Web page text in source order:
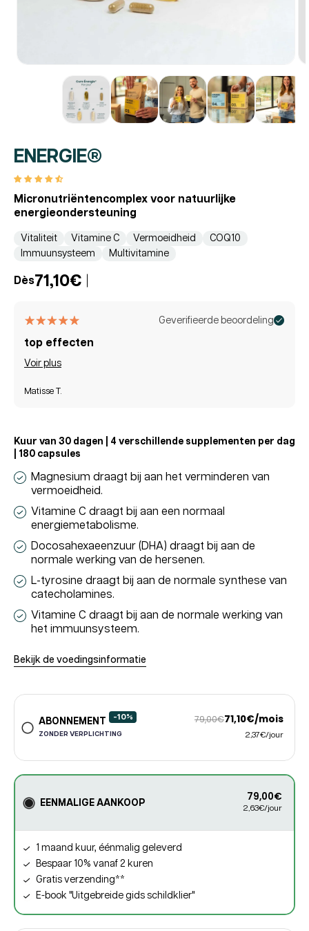
ENERGIE®
Micronutriëntencomplex voor natuurlijke
energieondersteuning
Vitaliteit Vitamine C Vermoeidheid
COQ10
Immuunsysteem
Multivitamine
Reguliere
Promotieprijs
Dès71,10€
Geverifieerde beoordeling
top effecten
Voir plus
Matisse T.
Kuur van 30 dagen | 4 verschillende supplementen per dag
| 180 capsules
Magnesium draagt bij aan het verminderen van
vermoeidheid.
Vitamine C draagt bij aan een normaal
energiemetabolisme.
Docosahexaeenzuur (DHA) draagt bij aan de
normale werking van de hersenen.
L-tyrosine draagt bij aan de normale synthese van
catecholamines.
Vitamine C draagt bij aan de normale werking van
het immuunsysteem.
Bekijk de voedingsinformatie
ABONNEMENT -10%
ZONDER VERPLICHTING
79,00€71,10€/mois
2,37€/jour
EENMALIGE AANKOOP 79,00€
2,63€/jour
1 maand kuur, éénmalig geleverd
Bespaar 10% vanaf 2 kuren
Gratis verzending**
E-book "Uitgebreide gids schildklier"